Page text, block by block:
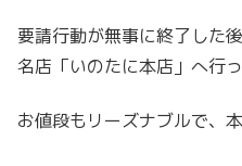
要請行動が無事に終了した
名店「いのたに本店」へ行
お値段もリーズナブルで、